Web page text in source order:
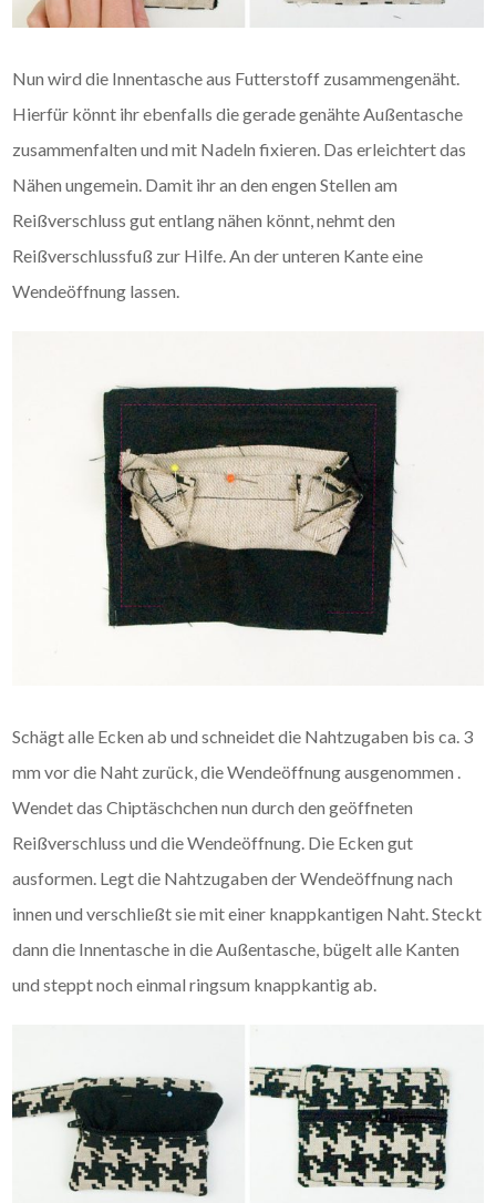
Nun wird die Innentasche aus Futterstoff zusammengenäht.
Hierfür könnt ihr ebenfalls die gerade genähte Außentasche
zusammenfalten und mit Nadeln fixieren. Das erleichtert das
Nähen ungemein. Damit ihr an den engen Stellen am
Reißverschluss gut entlang nähen könnt, nehmt den
Reißverschlussfuß zur Hilfe. An der unteren Kante eine
Wendeöffnung lassen.
Schägt alle Ecken ab und schneidet die Nahtzugaben bis ca. 3
mm vor die Naht zurück, die Wendeöffnung ausgenommen .
Wendet das Chiptäschchen nun durch den geöffneten
Reißverschluss und die Wendeöffnung. Die Ecken gut
ausformen. Legt die Nahtzugaben der Wendeöffnung nach
innen und verschließt sie mit einer knappkantigen Naht. Steckt
dann die Innentasche in die Außentasche, bügelt alle Kanten
und steppt noch einmal ringsum knappkantig ab.